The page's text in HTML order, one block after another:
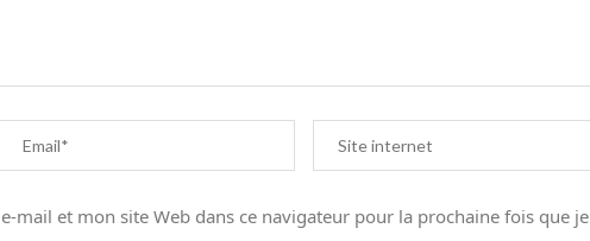
mail et mon site Web dans ce navigateur pour la prochaine fois que je